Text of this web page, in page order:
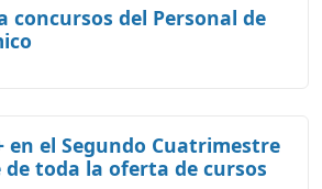
concursos del Personal de
en el Segundo Cuatrimestre
de toda la oferta de cursos